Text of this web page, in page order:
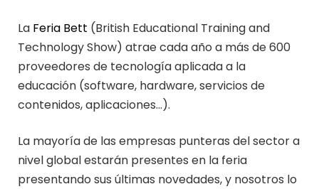
La Feria Bett (British Educational Training and
Technology Show) atrae cada año a más de 600
proveedores de tecnología aplicada a la
educación (software, hardware, servicios de
contenidos, aplicaciones…).
La mayoría de las empresas punteras del sector a
nivel global estarán presentes en la feria
presentando sus últimas novedades, y nosotros lo